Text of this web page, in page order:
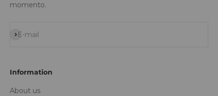
momento.
E-mail
Subscribe
Information
About us